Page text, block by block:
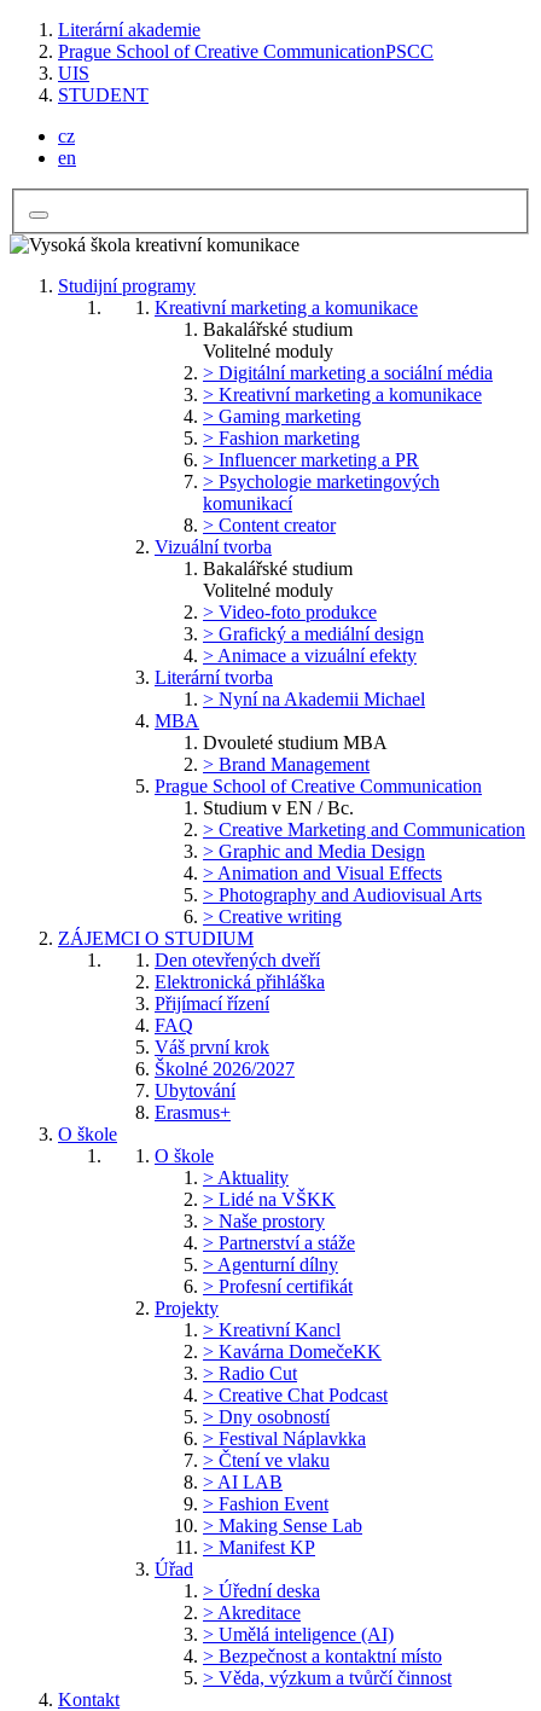
Literární akademie
Prague School of Creative CommunicationPSCC
UIS
STUDENT
cz
en
Studijní programy
Kreativní marketing a komunikace
Bakalářské studium
Volitelné moduly
> Digitální marketing a sociální média
> Kreativní marketing a komunikace
> Gaming marketing
> Fashion marketing
> Influencer marketing a PR
> Psychologie marketingových
komunikací
> Content creator
Vizuální tvorba
Bakalářské studium
Volitelné moduly
> Video-foto produkce
> Grafický a mediální design
> Animace a vizuální efekty
Literární tvorba
> Nyní na Akademii Michael
MBA
Dvouleté studium MBA
> Brand Management
Prague School of Creative Communication
Studium v EN / Bc.
> Creative Marketing and Communication
> Graphic and Media Design
> Animation and Visual Effects
> Photography and Audiovisual Arts
> Creative writing
ZÁJEMCI O STUDIUM
Den otevřených dveří
Elektronická přihláška
Přijímací řízení
FAQ
Váš první krok
Školné 2026/2027
Ubytování
Erasmus+
O škole
O škole
> Aktuality
> Lidé na VŠKK
> Naše prostory
> Partnerství a stáže
> Agenturní dílny
> Profesní certifikát
Projekty
> Kreativní Kancl
> Kavárna DomečeKK
> Radio Cut
> Creative Chat Podcast
> Dny osobností
> Festival Náplavkka
> Čtení ve vlaku
> AI LAB
> Fashion Event
> Making Sense Lab
> Manifest KP
Úřad
> Úřední deska
> Akreditace
> Umělá inteligence (AI)
> Bezpečnost a kontaktní místo
> Věda, výzkum a tvůrčí činnost
Kontakt